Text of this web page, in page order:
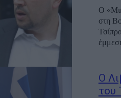
Ο
στη
Ο
του